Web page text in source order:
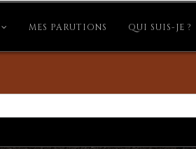
MES PARUTIONS QUI SUIS-JE ?